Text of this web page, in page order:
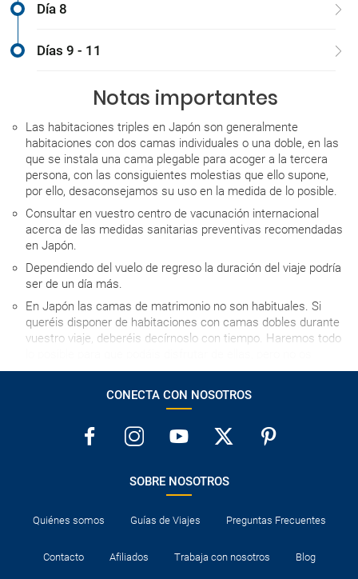
Día 8
Días 9 - 11
Notas importantes
Las habitaciones triples en Japón son generalmente
habitaciones con dos camas individuales o una doble, en las
que se instala una cama plegable para acoger a la tercera
persona, con las consiguientes molestias que ello supone,
por ello, desaconsejamos su uso en la medida de lo posible.
Consultar en vuestro centro de vacunación internacional
acerca de las medidas sanitarias preventivas recomendadas
en Japón.
Dependiendo del vuelo de regreso la duración del viaje podría
ser de un día más.
En Japón las camas de matrimonio no son habituales. Si
queréis disponer de habitaciones con camas dobles durante
vuestro viaje, deberéis decírnoslo con tiempo. Haremos todo
podremos asegurar su utilización con antelación en ningún
cada uno de los hoteles. Las habitaciones individuales
habitaciones dobles.
pequeños podrían taparse con gasas, pero no se garantiza el
Si tu reserva incluye alojamiento en un ryokan, ten en cuenta
semi-occidental, con camas, dependiendo del ryokan.
CONECTA CON NOSOTROS
SOBRE NOSOTROS
Quiénes somos Guías de Viajes Preguntas Frecuentes
Contacto Afiliados Trabaja con nosotros Blog